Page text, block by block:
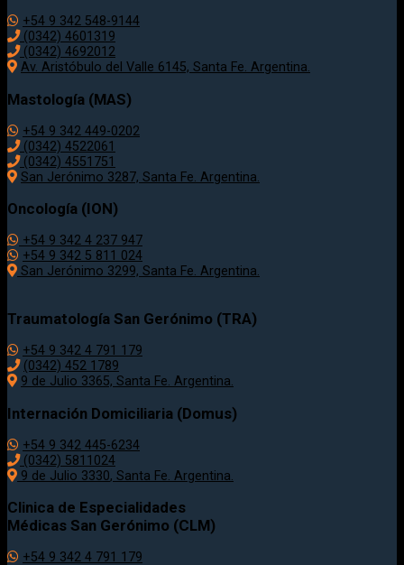
+54 9 342 548-9144
(0342) 4601319
(0342) 4692012
Av. Aristóbulo del Valle 6145, Santa Fe. Argentina.
Mastología (MAS)
+54 9 342 449-0202
(0342) 4522061
(0342) 4551751
San Jerónimo 3287, Santa Fe. Argentina.
Oncología (ION)
+54 9 342 4 237 947
+54 9 342 5 811 024
San Jerónimo 3299, Santa Fe. Argentina.
Traumatología San Gerónimo (TRA)
+54 9 342 4 791 179
(0342) 452 1789
9 de Julio 3365, Santa Fe. Argentina.
Internación Domiciliaria (Domus)
+54 9 342 445-6234
(0342) 5811024
9 de Julio 3330, Santa Fe. Argentina.
Clinica de Especialidades
Médicas San Gerónimo (CLM)
+54 9 342 4 791 179